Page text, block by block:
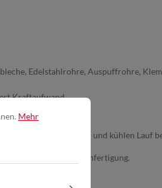
Edelstahlrohre, Auspuffrohre,
Kraftaufwand.
scharfe Spitzen und kühlen Lauf
Handwerk und Serienfertigung.
Mehr